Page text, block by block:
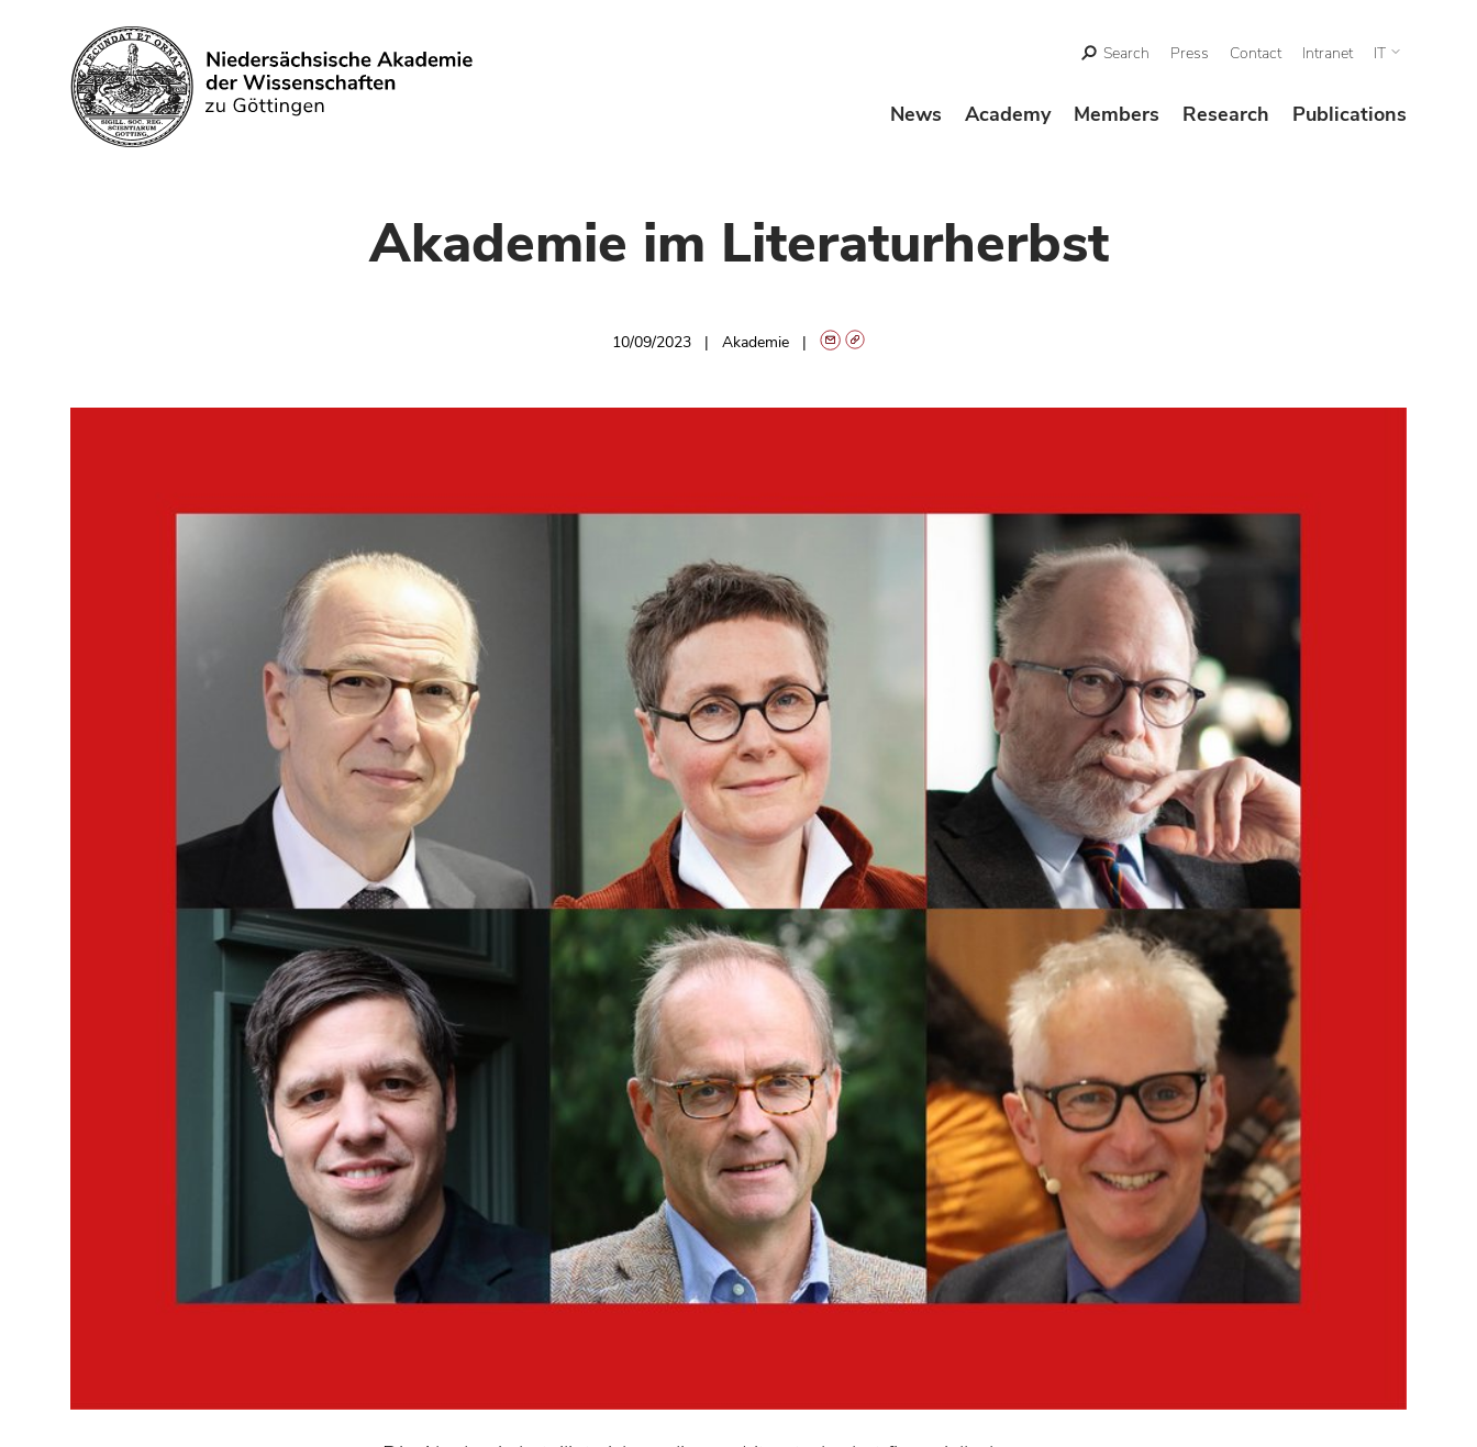
Search
Search Press Contact Intranet IT
News Academy Members Research Publications
Akademie im Literaturherbst
10/09/2023 Akademie